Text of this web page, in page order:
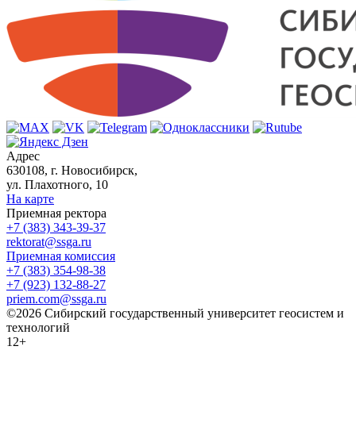
Адрес
630108, г. Новосибирск,
ул. Плахотного, 10
На карте
Приемная ректора
+7 (383) 343-39-37
rektorat@ssga.ru
Приемная комиссия
+7 (383) 354-98-38
+7 (923) 132-88-27
priem.com@ssga.ru
©2026 Сибирский государственный университет геосистем и
технологий
12+